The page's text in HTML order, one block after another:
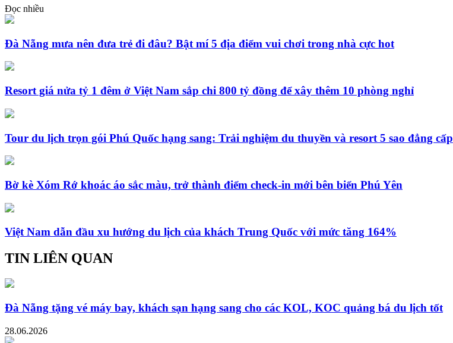
Đọc nhiều
Đà Nẵng mưa nên đưa trẻ đi đâu? Bật mí 5 địa điểm vui chơi trong nhà cực hot
Resort giá nửa tỷ 1 đêm ở Việt Nam sắp chi 800 tỷ đồng để xây thêm 10 phòng nghỉ
Tour du lịch trọn gói Phú Quốc hạng sang: Trải nghiệm du thuyền và resort 5 sao đẳng cấp
Bờ kè Xóm Rớ khoác áo sắc màu, trở thành điểm check-in mới bên biển Phú Yên
Việt Nam dẫn đầu xu hướng du lịch của khách Trung Quốc với mức tăng 164%
TIN LIÊN QUAN
Đà Nẵng tặng vé máy bay, khách sạn hạng sang cho các KOL, KOC quảng bá du lịch tốt
28.06.2026